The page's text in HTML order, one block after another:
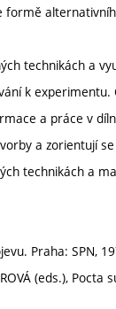
formě
technikách a
k
a práce v
a zorientují
technikách a
Praha: SPN,
(eds.),